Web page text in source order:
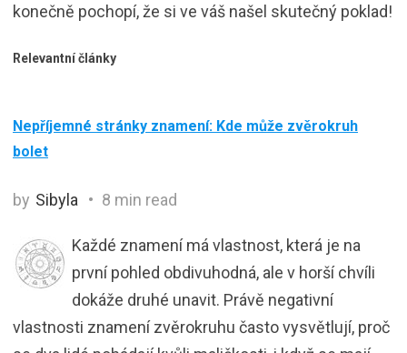
konečně pochopí, že si ve váš našel skutečný poklad!
Relevantní články
Nepříjemné stránky znamení: Kde může zvěrokruh
bolet
by Sibyla 8 min read
Každé znamení má vlastnost, která je na
první pohled obdivuhodná, ale v horší chvíli
dokáže druhé unavit. Právě negativní
vlastnosti znamení zvěrokruhu často vysvětlují, proč